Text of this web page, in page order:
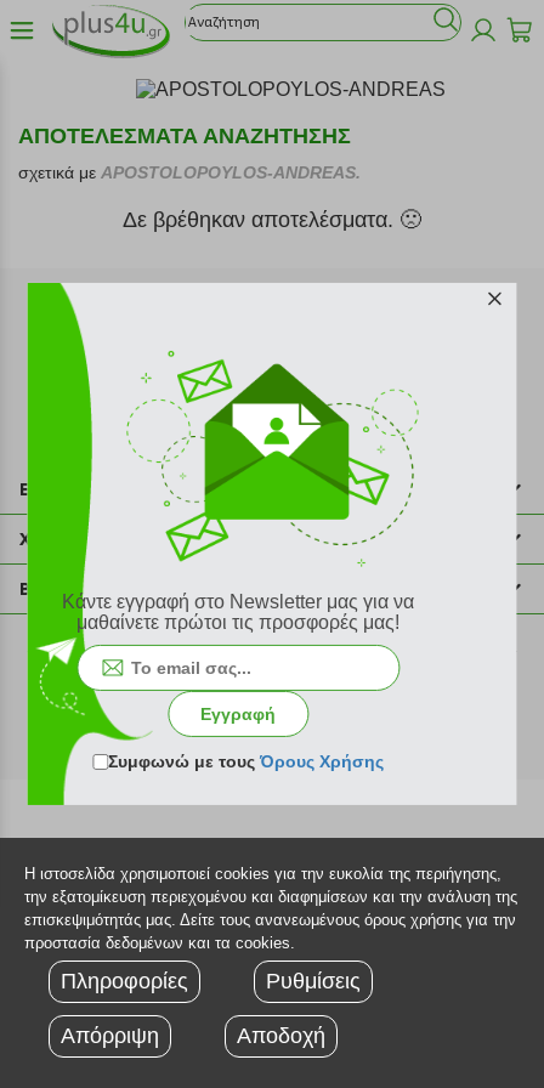
ΑΠΟΤΕΛΕΣΜΑΤΑ ΑΝΑΖΗΤΗΣΗΣ
σχετικά με APOSTOLOPOYLOS-ANDREAS.
Δε βρέθηκαν αποτελέσματα. 🙁
Εγγραφή στο newsletter
Επικοινωνία
211 2000 700
info@plus4u.gr
Χρήσιμες πληροφορίες
Η εταιρία
Σημεία παραλαβής
Ευκαιρίες καριέρας
Όροι χρήσης
Sitemap
Βοήθεια
Εξέλιξη παραγγελίας
Τρόποι παραγγελίας
Τρόποι πληρωμής
Τρόποι αποστολής
Πολιτική επιστροφών
Τεχνική υποστήριξη
©2026 Plus4u.gr
Κάντε εγγραφή στο Newsletter μας για να
μαθαίνετε πρώτοι τις προσφορές μας!
Εγγραφή
Συμφωνώ με τουςΌρους Χρήσης
Η ιστοσελίδα χρησιμοποιεί cookies για την ευκολία της περιήγησης,
την εξατομίκευση περιεχομένου και διαφημίσεων και την ανάλυση της
επισκεψιμότητάς μας. Δείτε τους ανανεωμένους όρους χρήσης για την
προστασία δεδομένων και τα cookies.
Πληροφορίες Ρυθμίσεις
Απόρριψη Αποδοχή